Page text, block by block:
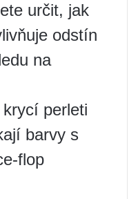
určit, jak
odstín
na
perleti
barvy s
flop